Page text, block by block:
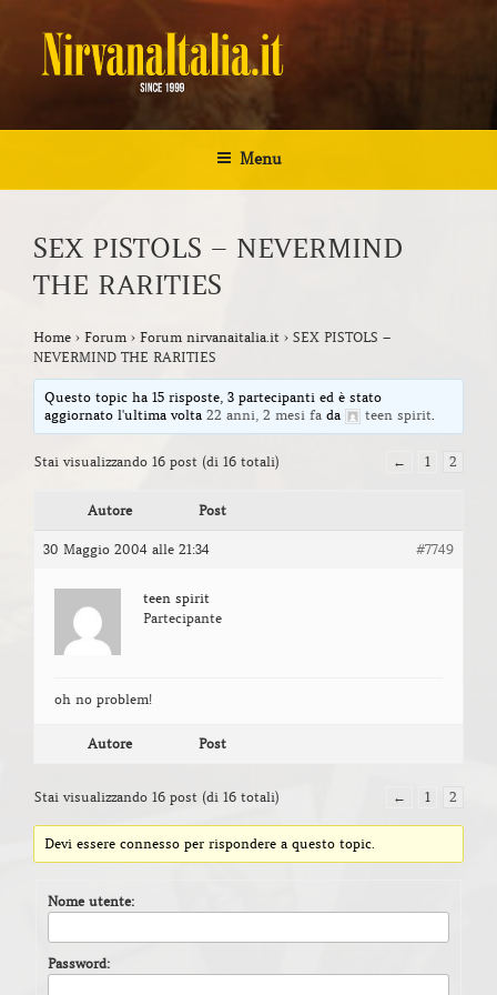
contenuto
NIRVANA ITALIA
Menu
SEX PISTOLS – NEVERMIND
THE RARITIES
Home › Forum › Forum nirvanaitalia.it › SEX PISTOLS –
NEVERMIND THE RARITIES
Questo topic ha 15 risposte, 3 partecipanti ed è stato
aggiornato l'ultima volta22 anni, 2 mesi fa da teen spirit.
Stai visualizzando 16 post (di 16 totali) ← 1 2
Autore Post
30 Maggio 2004 alle 21:34 #7749
teen spirit
Partecipante
oh no problem!
Autore Post
Stai visualizzando 16 post (di 16 totali) ← 1 2
Devi essere connesso per rispondere a questo topic.
Nome utente:
Password: